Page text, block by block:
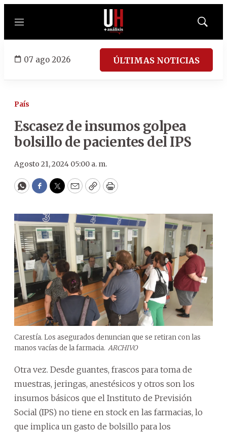
Menú
Mostrar
07 ago 2026 ÚLTIMAS NOTICIAS
País
Escasez de insumos golpea
bolsillo de pacientes del IPS
Agosto 21, 2024 05:00 a. m.
WhatsApp
Facebook
Twitter
EmailCopyPrint
Carestía. Los asegurados denuncian que se retiran con las
manos vacías de la farmacia. ARCHIVO
Otra vez. Desde guantes, frascos para toma de
muestras, jeringas, anestésicos y otros son los
insumos básicos que el Instituto de Previsión
Social (IPS) no tiene en stock en las farmacias, lo
que implica un gasto de bolsillo para los